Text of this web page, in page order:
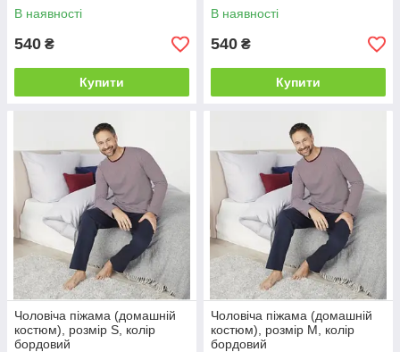
В наявності
540 ₴
Купити
В наявності
540 ₴
Купити
Чоловіча піжама (домашній
костюм), розмір S, колір
бордовий
Чоловіча піжама (домашній
костюм), розмір M, колір
бордовий